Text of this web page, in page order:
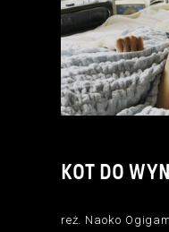
KOT DO
reż. Naoko